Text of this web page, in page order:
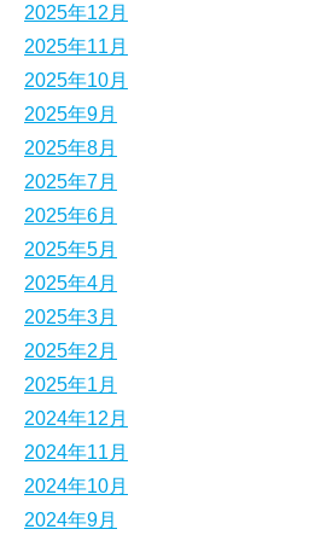
2025年12月
2025年11月
2025年10月
2025年9月
2025年8月
2025年7月
2025年6月
2025年5月
2025年4月
2025年3月
2025年2月
2025年1月
2024年12月
2024年11月
2024年10月
2024年9月